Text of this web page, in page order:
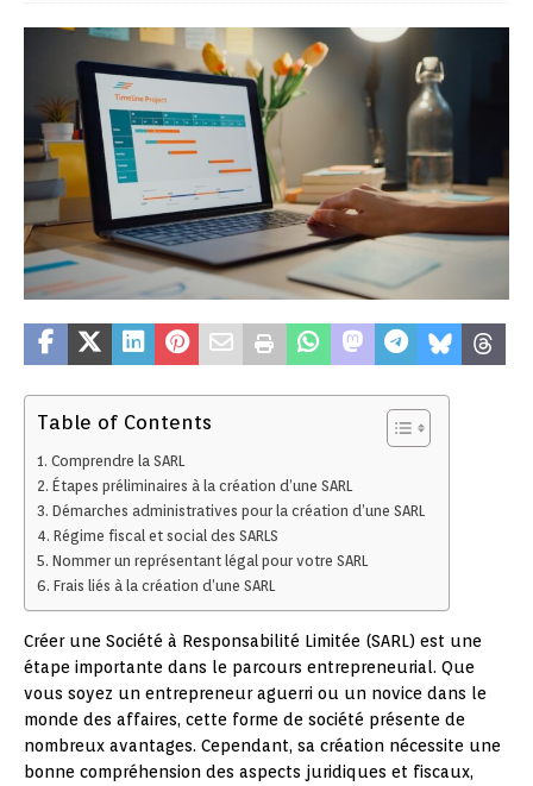
Table of Contents
Comprendre la SARL
Étapes préliminaires à la création d’une SARL
Démarches administratives pour la création d’une SARL
Régime fiscal et social des SARLS
Nommer un représentant légal pour votre SARL
Frais liés à la création d’une SARL
Créer une Société à Responsabilité Limitée (SARL) est une
étape importante dans le parcours entrepreneurial. Que
vous soyez un entrepreneur aguerri ou un novice dans le
monde des affaires, cette forme de société présente de
nombreux avantages. Cependant, sa création nécessite une
bonne compréhension des aspects juridiques et fiscaux,